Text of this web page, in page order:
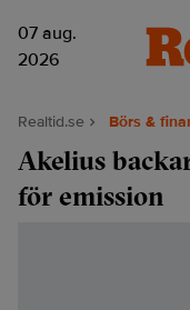
07 aug.
2026
Realtid.se Börs &
Akelius
för emission